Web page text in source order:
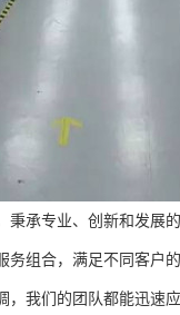
承专业、创新和发展的
组合，满足不同客户的
我们的团队都能迅速